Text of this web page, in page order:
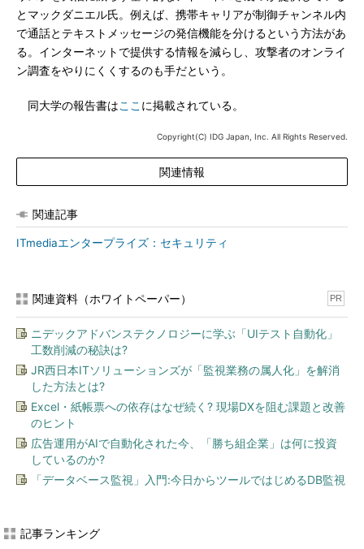
とマックダニエル氏。例えば、携帯キャリアが制御チャンネル内
で通話とテキストメッセージの発信機能を分けるという方法があ
る。インターネットで提供する情報を減らし、攻撃者のオンライ
ン調査をやりにくくするのも手だという。
同大学の報告書はここ に掲載されている。
Copyright(C) IDG Japan, Inc. All Rights Reserved.
関連情報
関連記事
ITmediaエンタープライズ：セキュリティ
関連資料（ホワイトペーパー） PR
ニデックアドバンステクノロジーに学ぶ「UIテスト自動化」
工数削減の秘訣は?
JR西日本ITソリューションズが「監視業務の属人化」を解消
した方法とは?
Excel・紙帳票への依存はなぜ続く? 現場DXを阻む課題と改善
のヒント
広告運用がAIで自動化された今、「勝ち組企業」は何に投資
しているのか?
「データベース監視」入門:今日からツールではじめるDB監視
記事ランキング